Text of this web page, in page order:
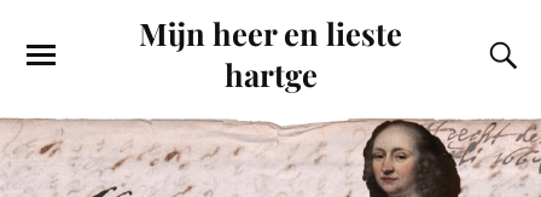
Mijn heer en lieste
hartge